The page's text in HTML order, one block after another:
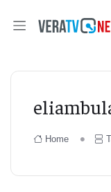
Home